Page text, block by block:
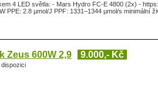
4 LED světla: - Mars Hydro FC-E 4800 (2x) -
PPE: 2.8 µmol/J PPF: 1331–1344 µmol/s minimální
Zeus 600W 2,9 9.000,- Kč